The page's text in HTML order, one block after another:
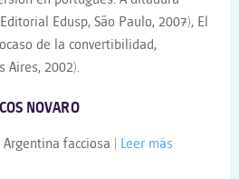
Edusp, São Paulo, 2007), El
de la convertibilidad,
Aires, 2002).
NOVARO
facciosa | Leer más